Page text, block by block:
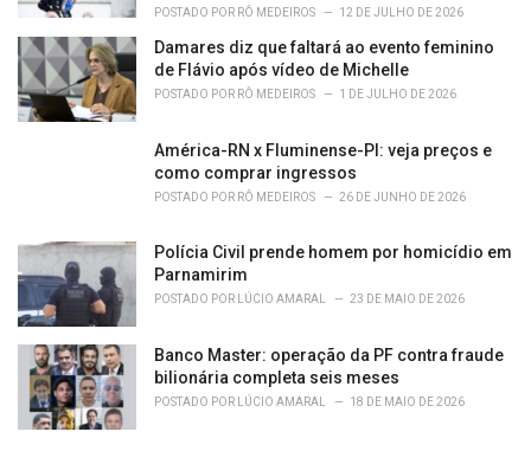
POSTADO POR RÔ MEDEIROS 12 DE JULHO DE 2026
Damares diz que faltará ao evento feminino
de Flávio após vídeo de Michelle
POSTADO POR RÔ MEDEIROS 1 DE JULHO DE 2026
América-RN x Fluminense-PI: veja preços e
como comprar ingressos
POSTADO POR RÔ MEDEIROS 26 DE JUNHO DE 2026
Polícia Civil prende homem por homicídio em
Parnamirim
POSTADO POR LÚCIO AMARAL 23 DE MAIO DE 2026
Banco Master: operação da PF contra fraude
bilionária completa seis meses
POSTADO POR LÚCIO AMARAL 18 DE MAIO DE 2026